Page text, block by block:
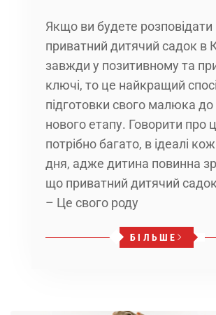
Якщо ви будете розповідати
приватний дитячий садок в
завжди у позитивному та
ключі, то це найкращий
підготовки свого малюка
нового етапу. Говорити про
потрібно багато, в ідеалі
дня, адже дитина повинна
що приватний дитячий
– Це свого роду
БІЛЬШЕ